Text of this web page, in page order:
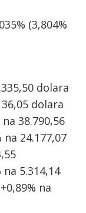
(3,804%
dolara
dolara
38.790,56
24.177,07
5.314,14
na